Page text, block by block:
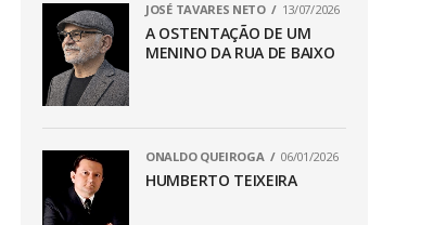
JOSÉ TAVARES NETO 13/07/2026
A OSTENTAÇÃO DE UM
MENINO DA RUA DE BAIXO
ONALDO QUEIROGA 06/01/2026
HUMBERTO TEIXEIRA